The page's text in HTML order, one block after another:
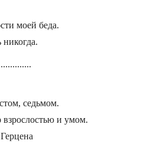
моей беда.
седьмом.
взрослостью и умом.